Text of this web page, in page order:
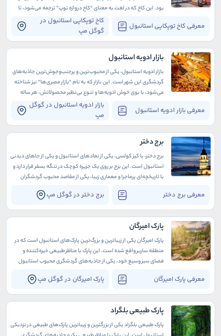
معرفی کاخ توپکاپی استانبول
کاخ توپکاپی استانبول در
گوگل مپ
بود. این کاخ که در لغت به معنای “کاخ دروازه توپ” ترجمه می‌شود، تا
قرن نوزدهم به آن کاخ جدید می‌گفتند.
بازار ادویه استانبول
معرفی بازار ادویه استانبول
بازار ادویه استانبول در گوگل
مپ
بازار ادویه استانبول، یکی از محبوب‌ترین و پرجنب‌وجوش‌ترین جاذبه‌های
گردشگری این شهر است. این بازار که به نام “بازار مصری‌ها” نیز شناخته
می‌شود، با بوی خوش ادویه‌ها و تنوع بی‌نظیر محصولاتش، هر ساله
هزاران گردشگر را به خود جذب می‌کند.
برج دختر
معرفی برج دختر برج دختر در گوگل مپ
برج دختر، یا کیز کولسی، یکی از نمادهای استانبول و یکی از جاهای دیدنی
استانبول است. این برج بر روی یک جزیره کوچک در تنگه بسفر قرار دارد و
با تاریخچه‌ای پرماجرا و معماری زیبا، یکی از مقاصد محبوب گردشگران
پارک امیرگان
معرفی پارک امیرگان پارک امیرگان در گوگل مپ
پارک امیرگان یکی از زیباترین و بزرگ‌ترین پارک‌های استانبول است که در
منطقه ساریر واقع شده است. این پارک با مناظر طبیعی خیره‌کننده و
فضای سبز وسیع خود، یکی از جاذبه‌های گردشگری محبوب استانبول
پارک طبیعی بلگراد
پارک طبیعی بلگراد یکی از بزرگترین و زیباترین پارک‌های طبیعی در نزدیکی